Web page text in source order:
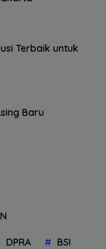
Terbaik untuk
Baru
DPRA BSI